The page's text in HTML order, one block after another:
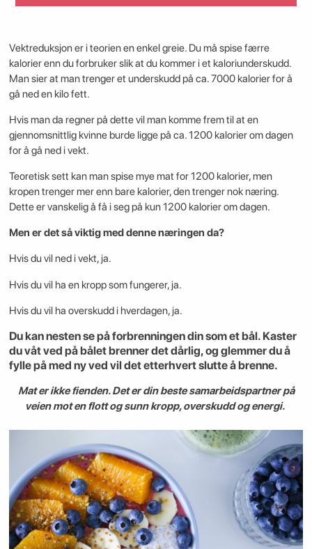
Vektreduksjon er i teorien en enkel greie. Du må spise færre
kalorier enn du forbruker slik at du kommer i et kaloriunderskudd.
Man sier at man trenger et underskudd på ca. 7000 kalorier for å
gå ned en kilo fett.
Hvis man da regner på dette vil man komme frem til at en
gjennomsnittlig kvinne burde ligge på ca. 1200 kalorier om dagen
for å gå ned i vekt.
Teoretisk sett kan man spise mye mat for 1200 kalorier, men
kropen trenger mer enn bare kalorier, den trenger nok næring.
Dette er vanskelig å få i seg på kun 1200 kalorier om dagen.
Men er det så viktig med denne næringen da?
Hvis du vil ned i vekt, ja.
Hvis du vil ha en kropp som fungerer, ja.
Hvis du vil ha overskudd i hverdagen, ja.
Du kan nesten se på forbrenningen din som et bål. Kaster
du våt ved på bålet brenner det dårlig, og glemmer du å
fylle på med ny ved vil det etterhvert slutte å brenne.
Mat er ikke fienden. Det er din beste samarbeidspartner på
veien mot en flott og sunn kropp, overskudd og energi.